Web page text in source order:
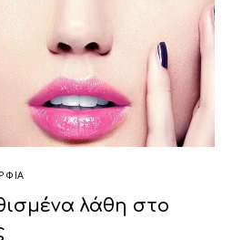
λάθη στο